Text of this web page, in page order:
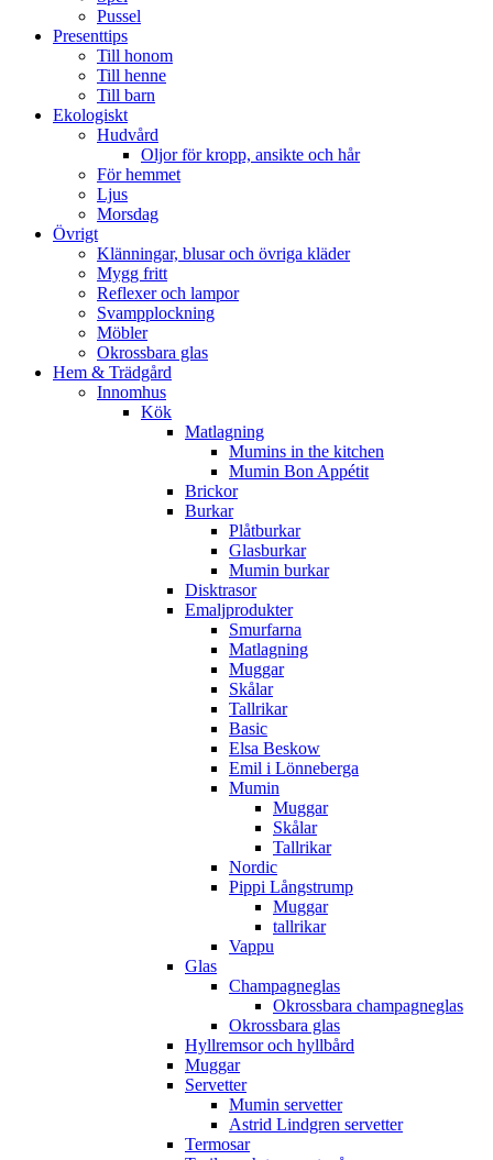
Pussel
Presenttips
Till honom
Till henne
Till barn
Ekologiskt
Hudvård
Oljor för kropp, ansikte och hår
För hemmet
Ljus
Morsdag
Övrigt
Klänningar, blusar och övriga kläder
Mygg fritt
Reflexer och lampor
Svampplockning
Möbler
Okrossbara glas
Hem & Trädgård
Innomhus
Kök
Matlagning
Mumins in the kitchen
Mumin Bon Appétit
Brickor
Burkar
Plåtburkar
Glasburkar
Mumin burkar
Disktrasor
Emaljprodukter
Smurfarna
Matlagning
Muggar
Skålar
Tallrikar
Basic
Elsa Beskow
Emil i Lönneberga
Mumin
Muggar
Skålar
Tallrikar
Nordic
Pippi Långstrump
Muggar
tallrikar
Vappu
Glas
Champagneglas
Okrossbara champagneglas
Okrossbara glas
Hyllremsor och hyllbård
Muggar
Servetter
Mumin servetter
Astrid Lindgren servetter
Termosar